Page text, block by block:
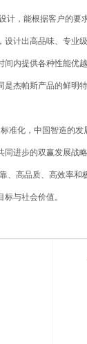
计，能根据客户的要
设计出高品味、专业
内提供各种性能优
是杰帕斯产品的鲜明
准化，中国智造的
同进步的双赢发展战
、高品质、高效率
与社会价值。